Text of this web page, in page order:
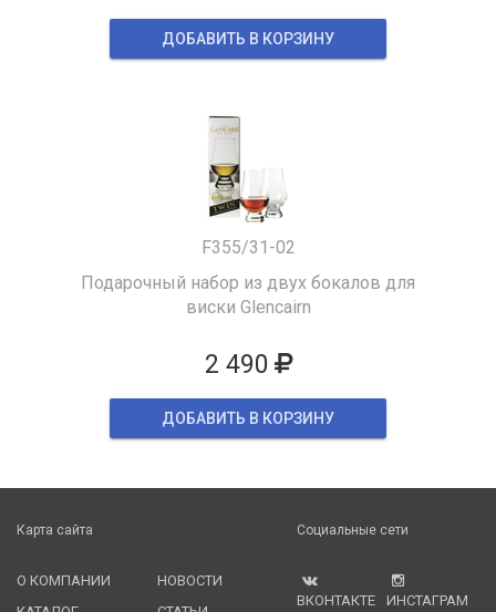
ДОБАВИТЬ В КОРЗИНУ
F355/31-02
Подарочный набор из двух бокалов для
виски Glencairn
2 490
ДОБАВИТЬ В КОРЗИНУ
Карта сайта
О КОМПАНИИ
НОВОСТИ
Социальные сети
ВКОНТАКТЕ ИНСТАГРАМ